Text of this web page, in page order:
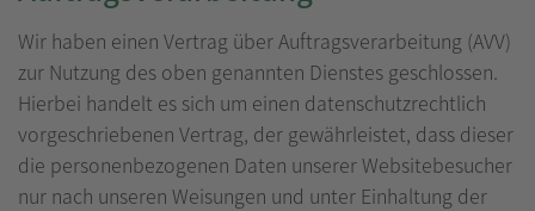
Wir haben einen Vertrag über Auftragsverarbeitung (AVV)
zur Nutzung des oben genannten Dienstes geschlossen.
Hierbei handelt es sich um einen datenschutzrechtlich
vorgeschriebenen Vertrag, der gewährleistet, dass dieser
die personenbezogenen Daten unserer Websitebesucher
nur nach unseren Weisungen und unter Einhaltung der